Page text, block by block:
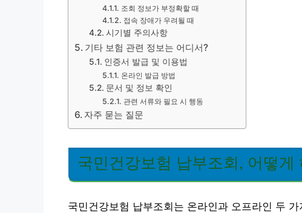
조회 정보가 부정확할 때
접속 장애가 우려될 때
시기별 주의사항
기타 보험 관련 정보는 어디서?
인증서 발급 및 이용법
온라인 발급 방법
문서 및 정보 확인
관련 서류와 필요 시 행동
자주 묻는 질문
국민건강보험 납부조회, 어떻게
국민건강보험 납부조회는 온라인과 오프라인 두